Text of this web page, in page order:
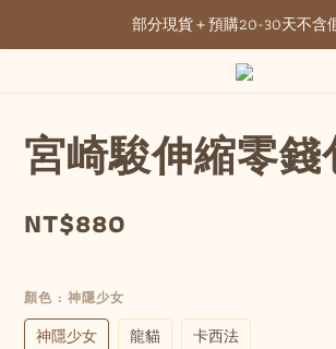
全館滿NT3500元免運
部分現貨＋預購20-30天不含
全館滿NT3500元免運
宮崎駿伸縮零錢
NT$880
顏色 : 神隱少女
神隱少女 龍貓 卡西法